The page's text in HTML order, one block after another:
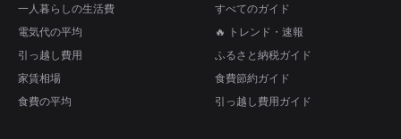
一人暮らしの生活費
電気代の平均
引っ越し費用
家賃相場
食費の平均
すべてのガイド
🔥 トレンド・速報
ふるさと納税ガイド
食費節約ガイド
引っ越し費用ガイド